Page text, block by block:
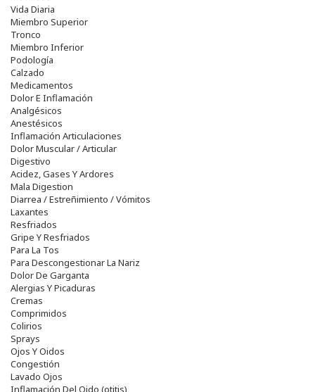
Vida Diaria
Miembro Superior
Tronco
Miembro Inferior
Podología
Calzado
Medicamentos
Dolor E Inflamación
Analgésicos
Anestésicos
Inflamación Articulaciones
Dolor Muscular / Articular
Digestivo
Acidez, Gases Y Ardores
Mala Digestion
Diarrea / Estreñimiento / Vómitos
Laxantes
Resfriados
Gripe Y Resfriados
Para La Tos
Para Descongestionar La Nariz
Dolor De Garganta
Alergias Y Picaduras
Cremas
Comprimidos
Colirios
Sprays
Ojos Y Oidos
Congestión
Lavado Ojos
Inflamación Del Oido (otitis)